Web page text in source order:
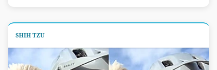
SHIH TZU